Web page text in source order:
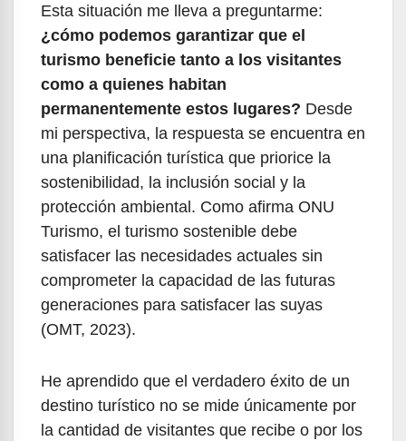
Esta situación me lleva a preguntarme:
¿cómo podemos garantizar que el
turismo beneficie tanto a los visitantes
como a quienes habitan
permanentemente estos lugares? Desde
mi perspectiva, la respuesta se encuentra en
una planificación turística que priorice la
sostenibilidad, la inclusión social y la
protección ambiental. Como afirma ONU
Turismo, el turismo sostenible debe
satisfacer las necesidades actuales sin
comprometer la capacidad de las futuras
generaciones para satisfacer las suyas
(OMT, 2023).
He aprendido que el verdadero éxito de un
destino turístico no se mide únicamente por
la cantidad de visitantes que recibe o por los